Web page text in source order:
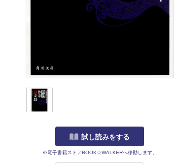
試し読みをする
※電子書籍ストアBOOK☆WALKERへ移動します。